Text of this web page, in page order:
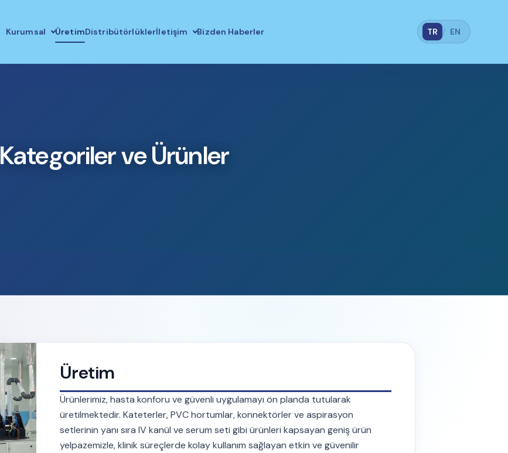
Kurumsal ÜretimDistribütörlüklerİletişim Bizden Haberler TR / EN
Kategoriler ve Ürünler
Üretim
Ürünlerimiz, hasta konforu ve güvenli uygulamayı ön planda tutularak
üretilmektedir. Kateterler, PVC hortumlar, konnektörler ve aspirasyon
setlerinin yanı sıra IV kanül ve serum seti gibi ürünleri kapsayan geniş ürün
yelpazemizle, klinik süreçlerde kolay kullanım sağlayan etkin ve güvenilir